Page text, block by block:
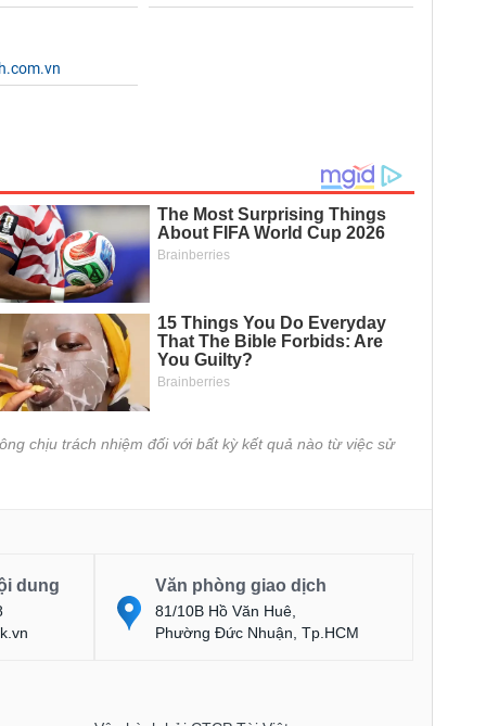
chịu trách nhiệm đối với bất kỳ kết quả nào từ việc sử
dung Văn phòng giao dịch
81/10B Hồ Văn Huê,
Phường Đức Nhuận, Tp.HCM